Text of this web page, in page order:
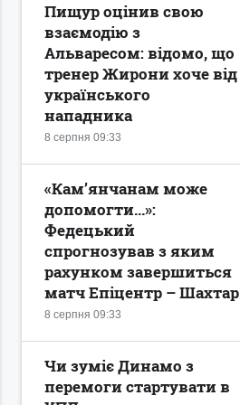
8 серпня 09:33
Пищур оцінив свою
взаємодію з
Альваресом: відомо, що
тренер Жирони хоче від
українського
нападника
8 серпня 09:33
«Кам’янчанам може
допомогти...»:
Федецький
спрогнозував з яким
рахунком завершиться
матч Епіцентр – Шахтар
Чи зуміє Динамо з
перемоги стартувати в